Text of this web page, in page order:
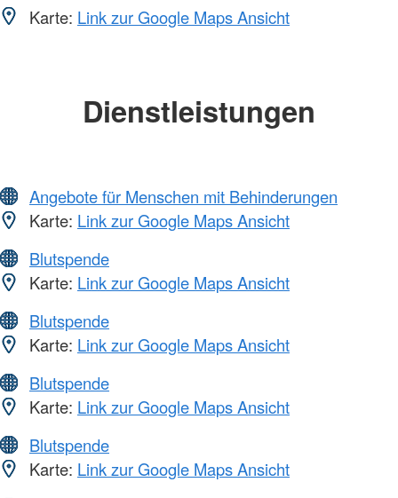
Karte: Link zur Google Maps Ansicht
Dienstleistungen
Angebote für Menschen mit Behinderungen
Karte: Link zur Google Maps Ansicht
Blutspende
Karte: Link zur Google Maps Ansicht
Blutspende
Karte: Link zur Google Maps Ansicht
Blutspende
Karte: Link zur Google Maps Ansicht
Blutspende
Karte: Link zur Google Maps Ansicht